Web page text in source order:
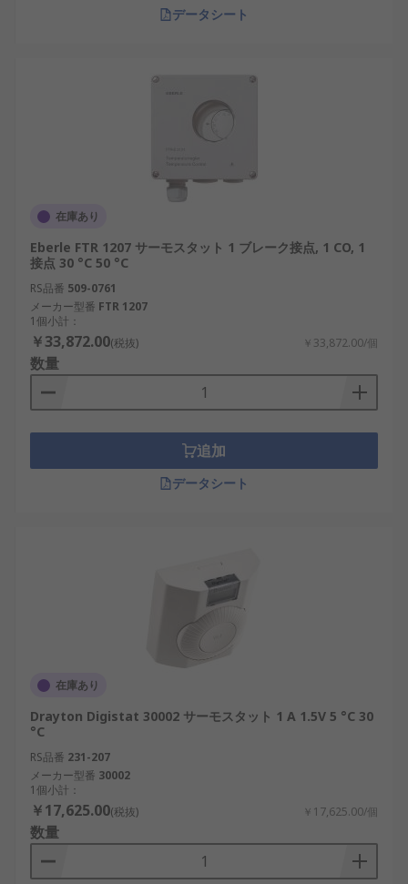
データシート
在庫あり
Eberle FTR 1207 サーモスタット 1 ブレーク接点, 1 CO, 1
接点 30 °C 50 °C
RS品番 509-0761
メーカー型番 FTR 1207
1個小計：
￥33,872.00(税抜) ￥33,872.00/個
数量
追加
データシート
在庫あり
Drayton Digistat 30002 サーモスタット 1 A 1.5V 5 °C 30
°C
RS品番 231-207
メーカー型番 30002
1個小計：
￥17,625.00(税抜) ￥17,625.00/個
数量